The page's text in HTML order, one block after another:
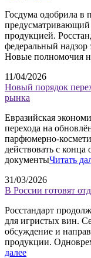
Госдума одобрила в
продукцией.
федеральный надзор
Новые полномочия
11/04/2026
Новый порядок
рынка
Евразийская
перехода на
парфюмерно-
действовать с
документыЧитать
31/03/2026
В России готовят
Росстандарт
для игристых вин.
обсуждение и
продукции.
далее